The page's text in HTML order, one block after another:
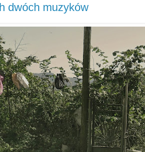
dwóch muzyków